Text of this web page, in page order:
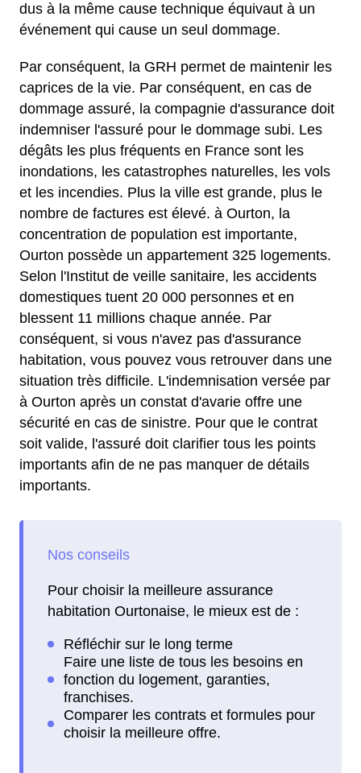
dus à la même cause technique équivaut à un
événement qui cause un seul dommage.
Par conséquent, la GRH permet de maintenir les
caprices de la vie. Par conséquent, en cas de
dommage assuré, la compagnie d'assurance doit
indemniser l'assuré pour le dommage subi. Les
dégâts les plus fréquents en France sont les
inondations, les catastrophes naturelles, les vols
et les incendies. Plus la ville est grande, plus le
nombre de factures est élevé. à Ourton, la
concentration de population est importante,
Ourton possède un appartement 325 logements.
Selon l'Institut de veille sanitaire, les accidents
domestiques tuent 20 000 personnes et en
blessent 11 millions chaque année. Par
conséquent, si vous n'avez pas d'assurance
habitation, vous pouvez vous retrouver dans une
situation très difficile. L'indemnisation versée par
à Ourton après un constat d'avarie offre une
sécurité en cas de sinistre. Pour que le contrat
soit valide, l'assuré doit clarifier tous les points
importants afin de ne pas manquer de détails
importants.
Pour choisir la meilleure assurance
habitation Ourtonaise, le mieux est de :